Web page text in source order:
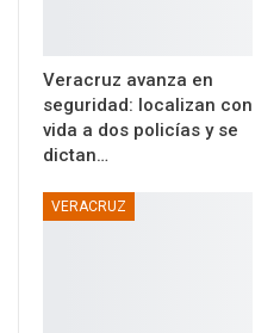
Veracruz avanza en
seguridad: localizan con
vida a dos policías y se
dictan…
VERACRUZ